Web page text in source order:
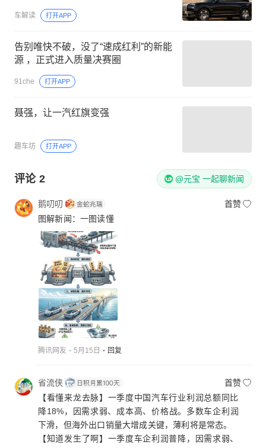
车解读 打开APP
告别唯快不破，没了“速成红利”的新能
源 ，正式进入质量决赛圈
91che 打开APP
聂强，让一汽红旗变强
趣车坊 打开APP
评论 2 @元宝 一起聊新闻
鹅叨叨
首赞
图解新闻：一图读懂
腾讯网友 5月15日 回复
省流侠
首赞
【看懂来龙去脉】一季度中国汽车行业利润总额同比
降18%，因需求弱、成本高、价格战。多数车企利润
下滑，但海外出口销量大增成关键，薄利将是常态。
【知道发生了啊】一季度车企利润普降，因需求弱、